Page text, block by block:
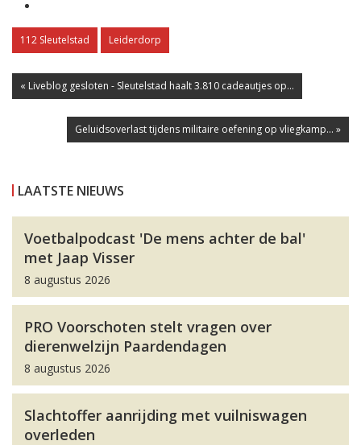
112 Sleutelstad Leiderdorp
« Liveblog gesloten - Sleutelstad haalt 3.810 cadeautjes op...
Geluidsoverlast tijdens militaire oefening op vliegkamp... »
LAATSTE NIEUWS
Voetbalpodcast 'De mens achter de bal'
met Jaap Visser
8 augustus 2026
PRO Voorschoten stelt vragen over
dierenwelzijn Paardendagen
8 augustus 2026
Slachtoffer aanrijding met vuilniswagen
overleden